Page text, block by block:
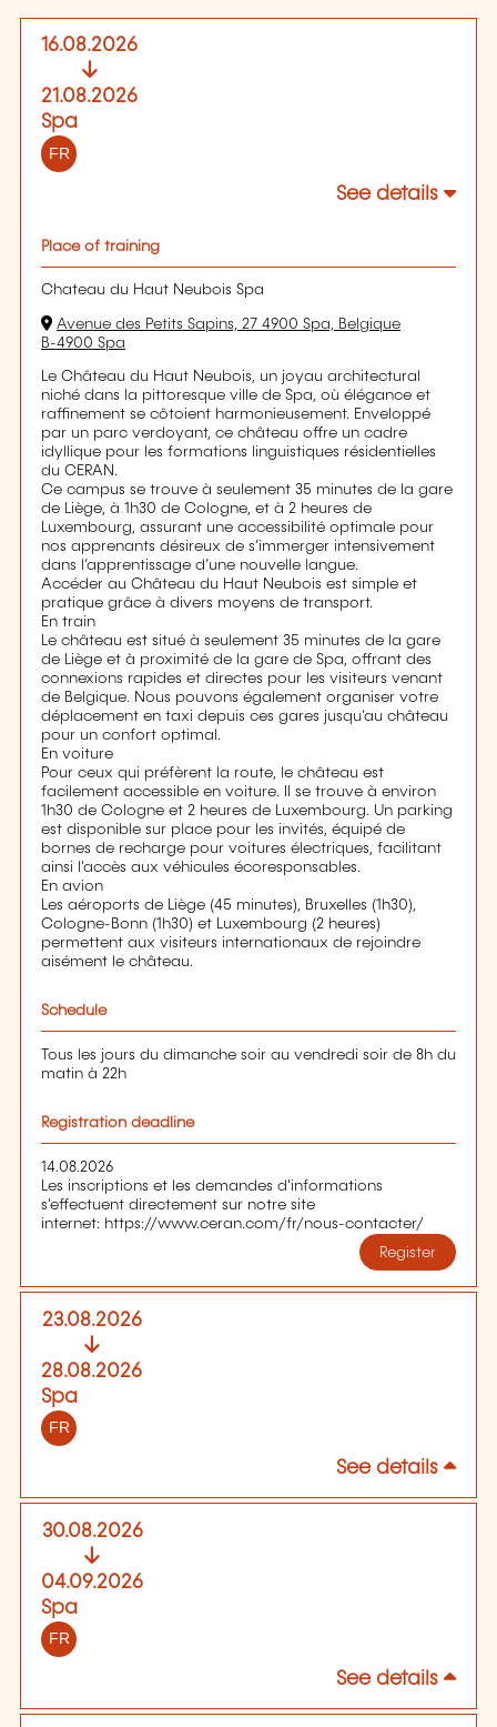
16.08.2026
21.08.2026
Spa
FR
See details
Place of training
Chateau du Haut Neubois Spa
Avenue des Petits Sapins, 27 4900 Spa, Belgique
B-4900 Spa
Le Château du Haut Neubois, un joyau architectural
niché dans la pittoresque ville de Spa, où élégance et
raffinement se côtoient harmonieusement. Enveloppé
par un parc verdoyant, ce château offre un cadre
idyllique pour les formations linguistiques résidentielles
du CERAN.
Ce campus se trouve à seulement 35 minutes de la gare
de Liège, à 1h30 de Cologne, et à 2 heures de
Luxembourg, assurant une accessibilité optimale pour
nos apprenants désireux de s’immerger intensivement
dans l’apprentissage d’une nouvelle langue.
Accéder au Château du Haut Neubois est simple et
pratique grâce à divers moyens de transport.
En train
Le château est situé à seulement 35 minutes de la gare
de Liège et à proximité de la gare de Spa, offrant des
connexions rapides et directes pour les visiteurs venant
de Belgique. Nous pouvons également organiser votre
déplacement en taxi depuis ces gares jusqu'au château
pour un confort optimal.
En voiture
Pour ceux qui préfèrent la route, le château est
facilement accessible en voiture. Il se trouve à environ
1h30 de Cologne et 2 heures de Luxembourg. Un parking
est disponible sur place pour les invités, équipé de
bornes de recharge pour voitures électriques, facilitant
ainsi l'accès aux véhicules écoresponsables.
En avion
Les aéroports de Liège (45 minutes), Bruxelles (1h30),
Cologne-Bonn (1h30) et Luxembourg (2 heures)
permettent aux visiteurs internationaux de rejoindre
aisément le château.
Schedule
Tous les jours du dimanche soir au vendredi soir de 8h du
matin à 22h
Registration deadline
14.08.2026
Les inscriptions et les demandes d'informations
s'effectuent directement sur notre site
internet: https://www.ceran.com/fr/nous-contacter/
Register
23.08.2026
28.08.2026
Spa
FR
See details
30.08.2026
04.09.2026
Spa
FR
See details